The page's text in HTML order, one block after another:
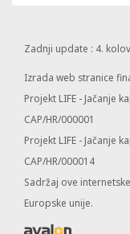
Zadnji update : 4.
Izrada web stranice
Projekt LIFE - Jačanje
CAP/HR/000001
Projekt LIFE - Jačanje
CAP/HR/000014
Sadržaj ove
Europske unije.